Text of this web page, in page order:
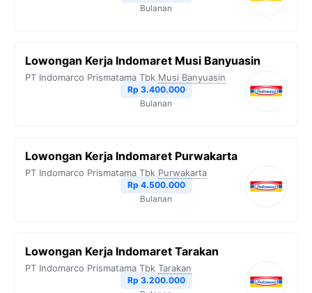
k
Bulanan
Lowongan Kerja Indomaret Musi Banyuasin
PT Indomarco Prismatama Tbk Musi Banyuasin
Rp 3.400.000
Bulanan
Lowongan Kerja Indomaret Purwakarta
PT Indomarco Prismatama Tbk Purwakarta
Rp 4.500.000
Bulanan
Lowongan Kerja Indomaret Tarakan
PT Indomarco Prismatama Tbk Tarakan
Rp 3.200.000